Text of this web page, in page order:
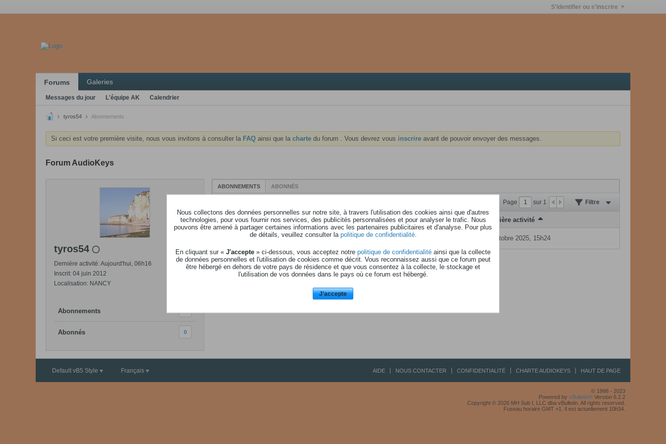
S'identifier ou s'inscrire
Forums Galeries
Messages du jour L'équipe AK Calendrier
tyros54 Abonnements
Si ceci est votre première visite, nous vous invitons à consulter la FAQ ainsi que la charte du forum . Vous devrez vous inscrire avant de pouvoir envoyer des messages.
Forum AudioKeys
tyros54
Dernière activité: Aujourd'hui, 06h16
Inscrit: 04 juin 2012
Localisation: NANCY
Abonnements
Abonnés 0
ABONNEMENTS ABONNÉS
Page sur 1 Filtre
Nom Dernière activité
(utilisateur) 10 octobre 2025, 15h24
Default vB5 Style Français AIDE NOUS CONTACTER CONFIDENTIALITÉ CHARTE AUDIOKEYS HAUT DE PAGE
© 1998 - 2023
Powered by vBulletin® Version 6.2.2
Copyright © 2026 MH Sub I, LLC dba vBulletin. All rights reserved.
Fuseau horaire GMT +1. Il est actuellement 10h34.
Nous collectons des données personnelles sur notre site, à travers l'utilisation des cookies ainsi que d'autres
technologies, pour vous fournir nos services, des publicités personnalisées et pour analyser le trafic. Nous
pouvons être amené à partager certaines informations avec les partenaires publicitaires et d'analyse. Pour plus
de détails, veuillez consulter la politique de confidentialité.
En cliquant sur « J'accepte » ci-dessous, vous acceptez notre politique de confidentialité ainsi que la collecte
de données personnelles et l'utilisation de cookies comme décrit. Vous reconnaissez aussi que ce forum peut
être hébergé en dehors de votre pays de résidence et que vous consentez à la collecte, le stockage et
l'utilisation de vos données dans le pays où ce forum est hébergé.
J'accepte